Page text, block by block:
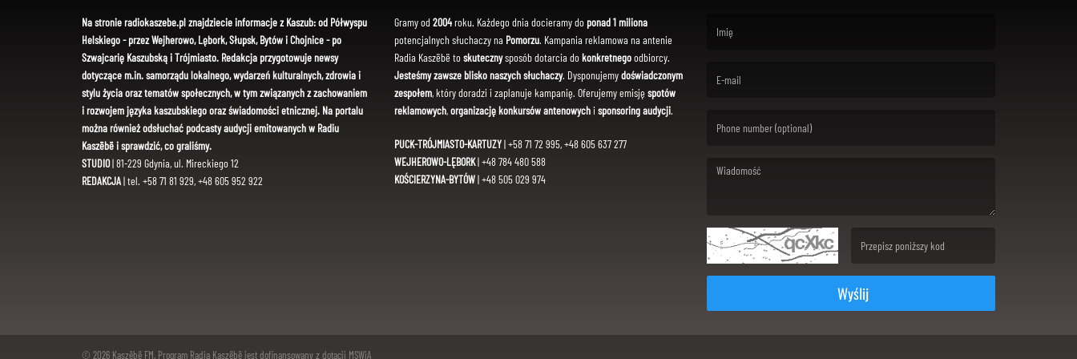
Na stronie radiokaszebe.pl znajdziecie informacje z Kaszub: od Półwyspu
Helskiego - przez Wejherowo, Lębork, Słupsk, Bytów i Chojnice - po
Szwajcarię Kaszubską i Trójmiasto. Redakcja przygotowuje newsy
dotyczące m.in. samorządu lokalnego, wydarzeń kulturalnych, zdrowia i
stylu życia oraz tematów społecznych, w tym związanych z zachowaniem
i rozwojem języka kaszubskiego oraz świadomości etnicznej. Na portalu
można również odsłuchać podcasty audycji emitowanych w Radiu
Kaszëbë i sprawdzić, co graliśmy.
STUDIO| 81-229 Gdynia, ul. Mireckiego 12
REDAKCJA| tel. +58 71 81 929, +48 605 952 922
Gramy od 2004roku. Każdego dnia docieramy do ponad 1 miliona
potencjalnych słuchaczy na Pomorzu. Kampania reklamowa na antenie
Radia Kaszëbë toskutecznysposób dotarcia dokonkretnegoodbiorcy.
Jesteśmy zawsze blisko naszych słuchaczy. Dysponujemydoświadczonym
zespołem, który doradzi i zaplanuje kampanię. Oferujemy emisję spotów
reklamowych,organizację konkursów antenowychi sponsoring audycji.
PUCK-TRÓJMIASTO-KARTUZY| +58 71 72 995, +48 605 637 277
WEJHEROWO-LĘBORK| +48 784 480 588
KOŚCIERZYNA-BYTÓW| +48 505 029 974
Wyślij
© 2026 Kaszëbë FM. Program Radia Kaszëbë jest dofinansowany z dotacji MSWiA